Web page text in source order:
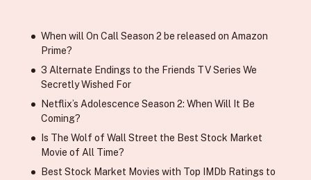
When will On Call Season 2 be released on Amazon
Prime?
3 Alternate Endings to the Friends TV Series We
Secretly Wished For
Netflix’s Adolescence Season 2: When Will It Be
Coming?
Is The Wolf of Wall Street the Best Stock Market
Movie of All Time?
Best Stock Market Movies with Top IMDb Ratings to